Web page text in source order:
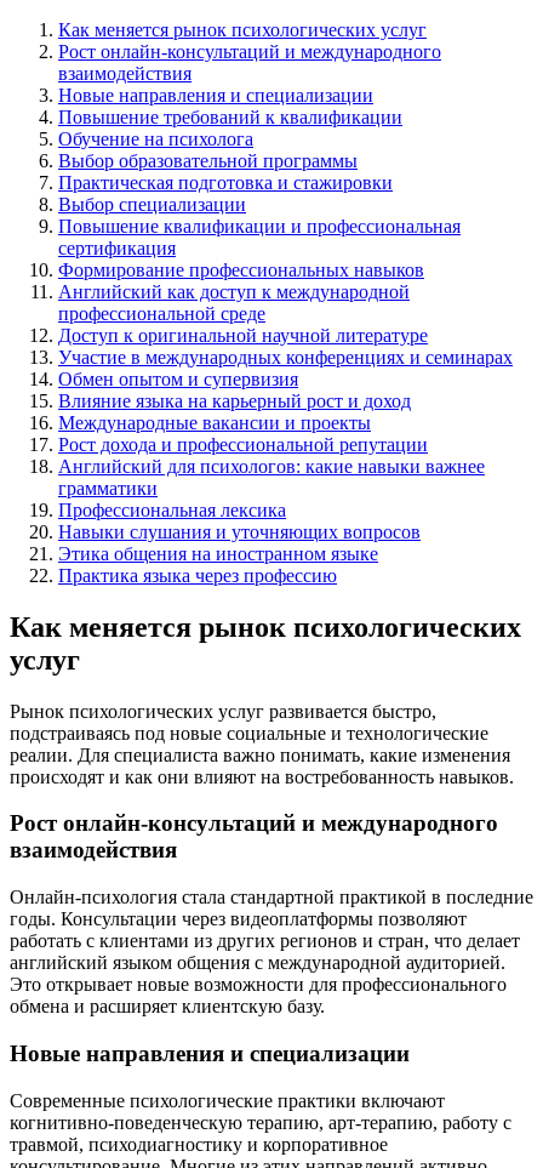
Как меняется рынок психологических услуг
Рост онлайн-консультаций и международного
взаимодействия
Новые направления и специализации
Повышение требований к квалификации
Обучение на психолога
Выбор образовательной программы
Практическая подготовка и стажировки
Выбор специализации
Повышение квалификации и профессиональная
сертификация
Формирование профессиональных навыков
Английский как доступ к международной
профессиональной среде
Доступ к оригинальной научной литературе
Участие в международных конференциях и семинарах
Обмен опытом и супервизия
Влияние языка на карьерный рост и доход
Международные вакансии и проекты
Рост дохода и профессиональной репутации
Английский для психологов: какие навыки важнее
грамматики
Профессиональная лексика
Навыки слушания и уточняющих вопросов
Этика общения на иностранном языке
Практика языка через профессию
Как меняется рынок психологических
услуг
Рынок психологических услуг развивается быстро,
подстраиваясь под новые социальные и технологические
реалии. Для специалиста важно понимать, какие изменения
происходят и как они влияют на востребованность навыков.
Рост онлайн-консультаций и международного
взаимодействия
Онлайн-психология стала стандартной практикой в последние
годы. Консультации через видеоплатформы позволяют
работать с клиентами из других регионов и стран, что делает
английский языком общения с международной аудиторией.
Это открывает новые возможности для профессионального
обмена и расширяет клиентскую базу.
Новые направления и специализации
Современные психологические практики включают
когнитивно-поведенческую терапию, арт-терапию, работу с
травмой, психодиагностику и корпоративное